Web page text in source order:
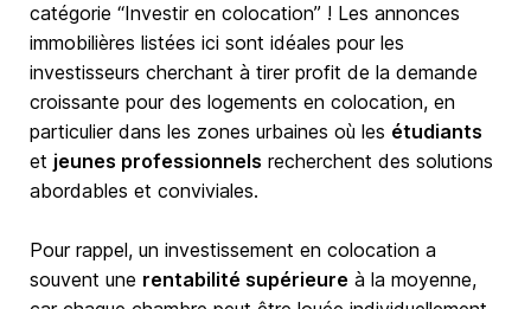
catégorie “Investir en colocation” ! Les annonces
immobilières listées ici sont idéales pour les
investisseurs cherchant à tirer profit de la demande
croissante pour des logements en colocation, en
particulier dans les zones urbaines où les étudiants
et jeunes professionnels recherchent des solutions
abordables et conviviales.
Pour rappel, un investissement en colocation a
souvent une rentabilité supérieure à la moyenne,